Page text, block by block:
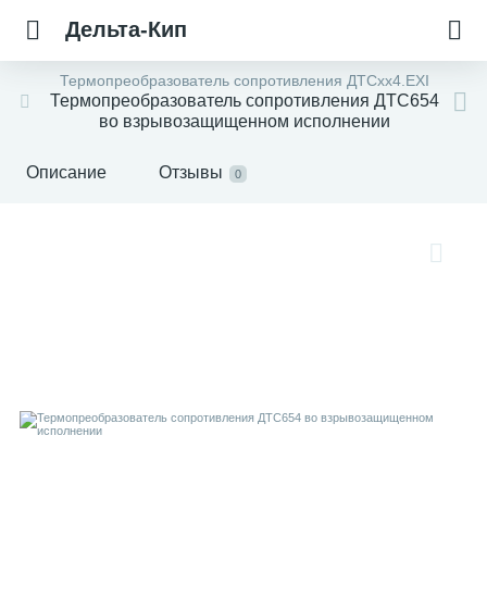
Дельта-Кип
Термопреобразователь сопротивления ДТСхх4.EXI
Термопреобразователь сопротивления ДТС654
во взрывозащищенном исполнении
Описание Отзывы 0